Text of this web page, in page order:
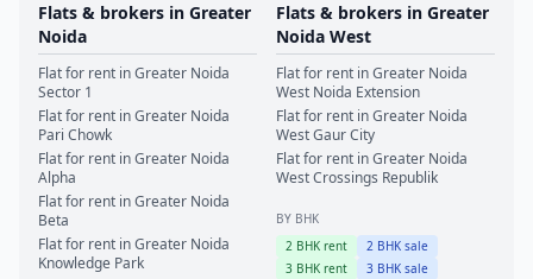
Flats & brokers in Greater
Noida
Flat for rent inGreater Noida
Sector 1
Flat for rent inGreater Noida
Pari Chowk
Flat for rent inGreater Noida
Alpha
Flat for rent inGreater Noida
Beta
Flat for rent inGreater Noida
Knowledge Park
Flats & brokers in Greater
Noida West
Flat for rent inGreater Noida
West Noida Extension
Flat for rent inGreater Noida
WestGaur City
Flat for rent inGreater Noida
WestCrossings Republik
BY BHK
2 BHK rent 2 BHK sale
3 BHK rent 3 BHK sale